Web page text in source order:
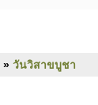
» วันวิสาขบูชา